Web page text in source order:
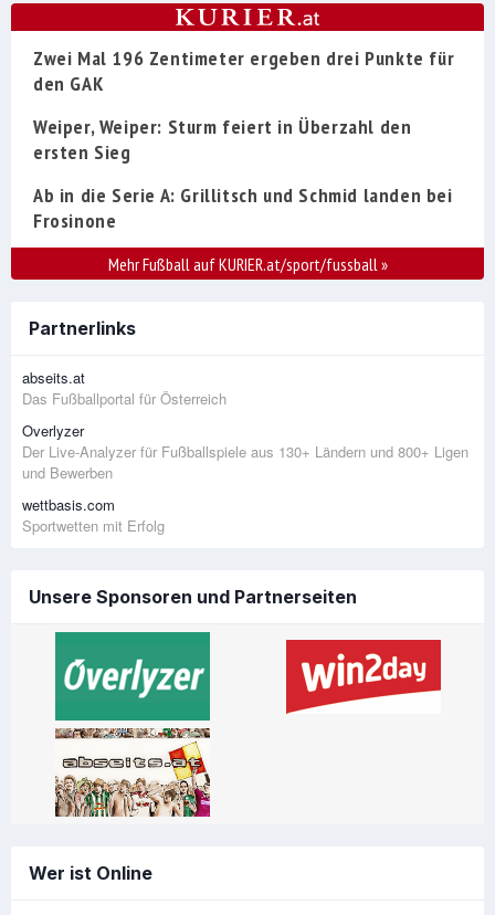
Zwei Mal 196 Zentimeter ergeben drei Punkte für
den GAK
Weiper, Weiper: Sturm feiert in Überzahl den
ersten Sieg
Ab in die Serie A: Grillitsch und Schmid landen bei
Frosinone
Mehr Fußball auf KURIER.at/sport/fussball»
Partnerlinks
abseits.at
Das Fußballportal für Österreich
Overlyzer
Der Live-Analyzer für Fußballspiele aus 130+ Ländern und 800+ Ligen
und Bewerben
wettbasis.com
Sportwetten mit Erfolg
Unsere Sponsoren und Partnerseiten
Wer ist Online